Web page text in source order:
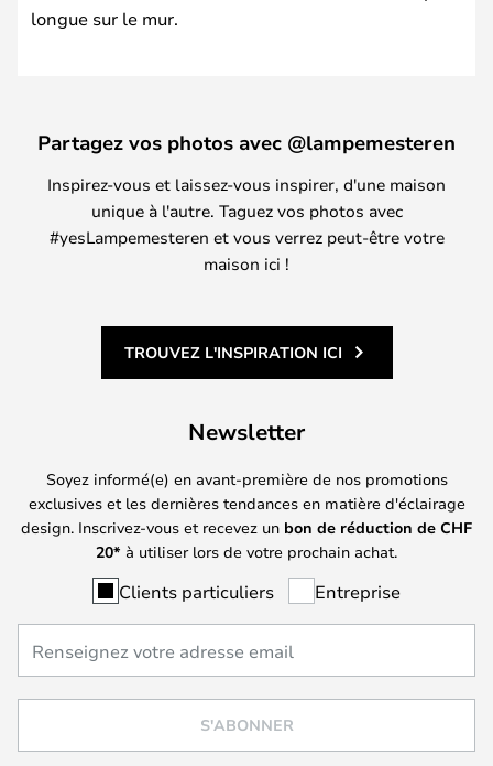
longue sur le mur.
Partagez vos photos avec @lampemesteren
Inspirez-vous et laissez-vous inspirer, d'une maison
unique à l'autre. Taguez vos photos avec
#yesLampemesteren et vous verrez peut-être votre
maison ici !
TROUVEZ L'INSPIRATION ICI
Newsletter
Soyez informé(e) en avant-première de nos promotions
exclusives et les dernières tendances en matière d'éclairage
design. Inscrivez-vous et recevez un bon de réduction de CHF
20* à utiliser lors de votre prochain achat.
Clients particuliers Entreprise
S'ABONNER